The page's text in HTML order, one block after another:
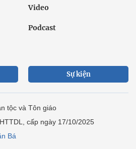
Video
Podcast
Sự kiện
tộc và Tôn giáo
cấp ngày 17/10/2025
Bá